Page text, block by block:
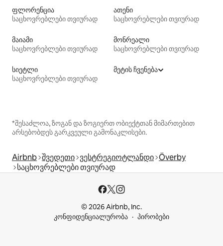
ფლორენცია
საცხოვრებლები თვიურად
ათენი
საცხოვრებლები თვიურად
მაიამი
საცხოვრებლები თვიურად
მონრეალი
საცხოვრებლები თვიურად
სიეტლი
საცხოვრებლები თვიურად
მეტის ჩვენება
*შესაძლოა, ზოგან და ზოგიერთ ობიექტთან მიმართებით
არსებობდეს გარკვეული გამონაკლისები.
Airbnb შვედეთი ვესტრეგიოტლანდი Överby
საცხოვრებლები თვიურად
© 2026 Airbnb, Inc.
კონფიდენციალურობა
პირობები